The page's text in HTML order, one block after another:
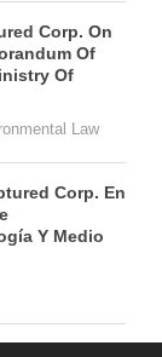
Corp. On
Of
Of
Law
Corp. En
Y Medio